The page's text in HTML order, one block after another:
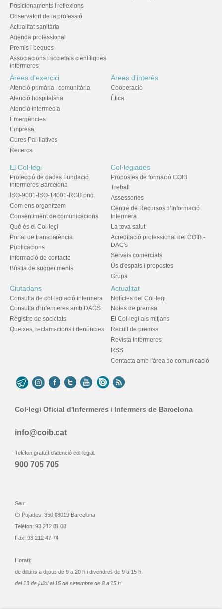
Posicionaments i reflexions
Observatori de la professió
Actualitat sanitària
Agenda professional
Premis i beques
Associacions i societats científiques
infermeres
Àrees d'exercici
Atenció primària i comunitària
Atenció hospitalària
Atenció intermèdia
Emergències
Empresa
Cures Pal·liatives
Recerca
Àrees d'interès
Cooperació
Ètica
El Col·legi
Protecció de dades Fundació
Infermeres Barcelona
ISO-9001-ISO-14001-RGB.png
Com ens organitzem
Consentiment de comunicacions
Què és el Col·legi
Portal de transparència
Publicacions
Informació de contacte
Bústia de suggeriments
Col·legiades
Propostes de formació COIB
Treball
Assessories
Centre de Recursos d’Informació
Infermera
La teva salut
Acreditació professional del COIB -
DAC's
Serveis comercials
Ús d'espais i propostes
Grups
Ciutadans
Consulta de col·legiació infermera
Consulta d'infermeres amb DACS
Registre de societats
Queixes, reclamacions i denúncies
Actualitat
Notícies del Col·legi
Notes de premsa
El Col·legi als mitjans
Recull de premsa
Revista Infermeres
RSS
Contacta amb l'àrea de comunicació
Col·legi Oficial d'Infermeres i Infermers de Barcelona
info@coib.cat
Telèfon gratuït d'atenció col·legial:
900 705 705
Seu:
C/ Pujades, 350 08019 Barcelona
Telèfon: 93 212 81 08
Fax: 93 212 47 74
Horari:
de dilluns a dijous de 9 a 20 h i divendres de 9 a 15 h
del 13 de juliol al 15 de setembre de 8 a 15 h